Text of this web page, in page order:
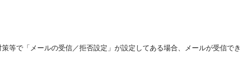
等で「メールの受信／拒否設定」が設定してある場合、メールが受信でき